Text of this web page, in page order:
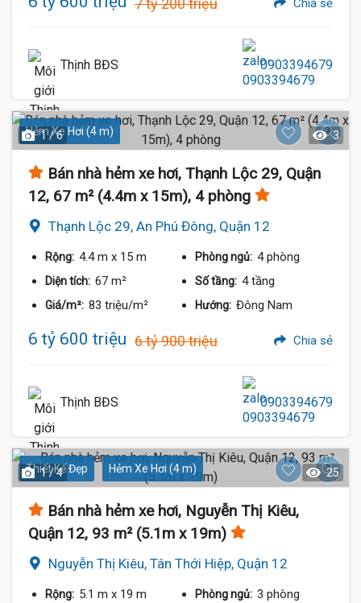
7 tỷ 200 triệu Chia sẻ
Thịnh BĐS 0903394679
Hẻm Xe Hơi (4 m)
1 / 6 3
Bán nhà hẻm xe hơi, Thạnh Lộc 29, Quận
12, 67 m² (4.4m x 15m), 4 phòng
Thạnh Lộc 29, An Phú Đông, Quận 12
Rộng: 4.4 m x 15 m Phòng ngủ: 4 phòng
Diện tích: 67 m² Số tầng: 4 tầng
Giá/m²: 83 triệu/m² Hướng: Đông Nam
6 tỷ 600 triệu 6 tỷ 900 triệu Chia sẻ
Thịnh BĐS 0903394679
Thiết Kế Đẹp Hẻm Xe Hơi (4 m)
1 / 4 25
Bán nhà hẻm xe hơi, Nguyễn Thị Kiêu,
Quận 12, 93 m² (5.1m x 19m)
Nguyễn Thị Kiêu, Tân Thới Hiệp, Quận 12
Rộng: 5.1 m x 19 m Phòng ngủ: 3 phòng